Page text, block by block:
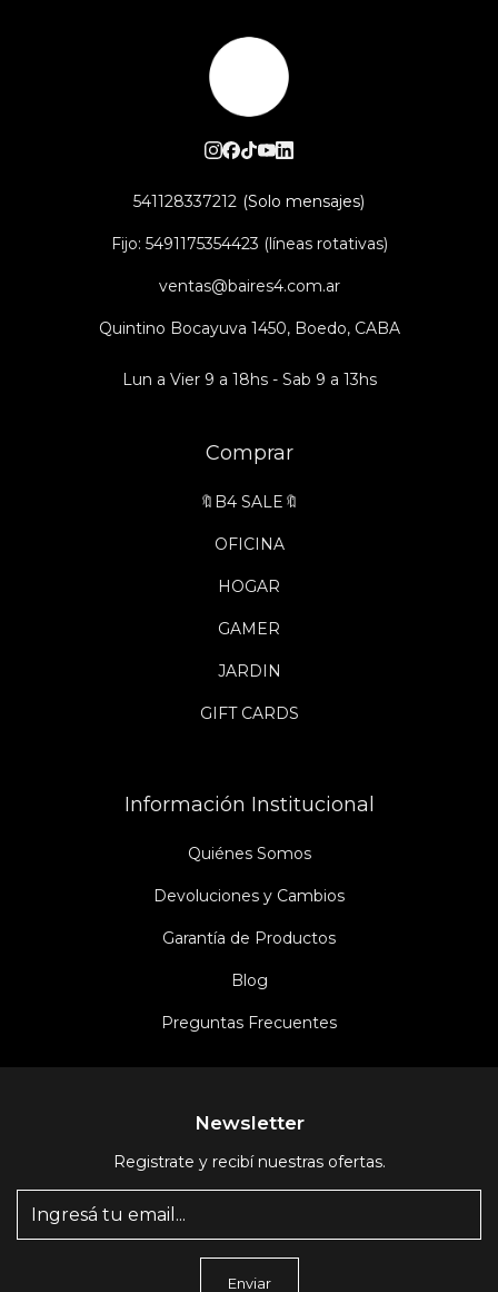
541128337212
Fijo: 5491175354423 (líneas rotativas)
ventas@baires4.com.ar
Quintino Bocayuva 1450, Boedo, CABA
Lun a Vier 9 a 18hs - Sab 9 a 13hs
Comprar
🔖B4 SALE🔖
OFICINA
HOGAR
GAMER
JARDIN
GIFT CARDS
Información Institucional
Quiénes Somos
Devoluciones y Cambios
Garantía de Productos
Blog
Preguntas Frecuentes
Newsletter
Registrate y recibí nuestras ofertas.